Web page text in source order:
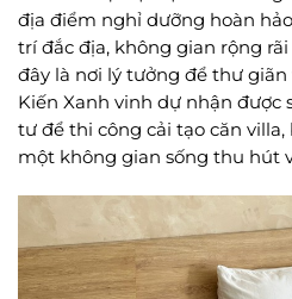
địa điểm nghỉ dưỡng hoàn
trí đắc địa, không gian rộng
đây là nơi lý tưởng để thư
Kiến Xanh vinh dự nhận được
tư để thi công cải tạo căn
một không gian sống thu hút